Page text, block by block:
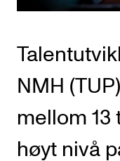
Publikasjoner
INTERNASJONALT
Utveksling
Internasjonal
NMH
mellom 13
høyt nivå